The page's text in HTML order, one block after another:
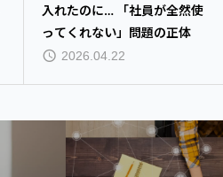
に任せた運送会社の「ある一
日」。毎朝2時間の入力が、
確認だけの約20分に
2026.07.23